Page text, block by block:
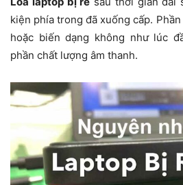
kiện phía trong đã xuống cấp.
hoặc biến dạng không như lúc
phần chất lượng âm thanh.